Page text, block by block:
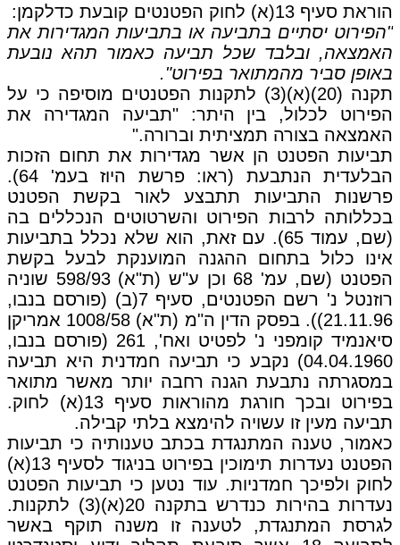
הוראת סעיף 13(א) לחוק הפטנטים קובעת כדלקמן:
"הפירוט יסתיים בתביעה או בתביעות המגדירות את
האמצאה, ובלבד שכל תביעה כאמור תהא נובעת
באופן סביר מהמתואר בפירוט".
תקנה (20)(א)(3) לתקנות הפטנטים מוסיפה כי על
הפירוט לכלול, בין היתר: "תביעה המגדירה את
האמצאה בצורה תמציתית וברורה."
תביעות הפטנט הן אשר מגדירות את תחום הזכות
הבלעדית הנתבעת (ראו: פרשת היוז בעמ' 64).
פרשנות התביעות תתבצע לאור בקשת הפטנט
בכללותה לרבות הפירוט והשרטוטים הנכללים בה
(שם, עמוד 65). עם זאת, הוא שלא נכלל בתביעות
אינו כלול בתחום ההגנה המוענקת לבעל בקשת
הפטנט (שם, עמ' 68 וכן ע"ש (ת"א) 598/93 שוניה
רוזנטל נ' רשם הפטנטים, סעיף 7(ב) (פורסם בנבו,
21.11.96)). בפסק הדין ה"מ (ת"א) 1008/58 אמריקן
סיאנמיד קומפני נ' לפטיט ואח', 261 (פורסם בנבו,
04.04.1960) נקבע כי תביעה חמדנית היא תביעה
במסגרתה נתבעת הגנה רחבה יותר מאשר מתואר
בפירוט ובכך חורגת מהוראות סעיף 13(א) לחוק.
תביעה מעין זו עשויה להימצא בלתי קבילה.
כאמור, טענה המתנגדת בכתב טענותיה כי תביעות
הפטנט נעדרות תימוכין בפירוט בניגוד לסעיף 13(א)
לחוק ולפיכך חמדניות. עוד נטען כי תביעות הפטנט
נעדרות בהירות כנדרש בתקנה 20(א)(3) לתקנות.
לגרסת המתנגדת, לטענה זו משנה תוקף באשר